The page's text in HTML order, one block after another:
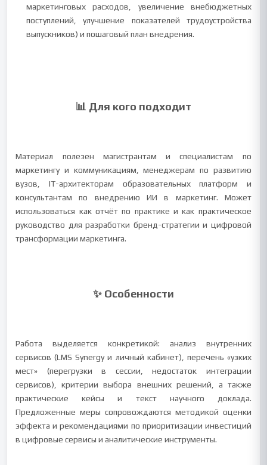
маркетинговых расходов, увеличение внебюджетных
поступлений, улучшение показателей трудоустройства
выпускников) и пошаговый план внедрения.
📊 Для кого подходит
Материал полезен магистрантам и специалистам по
маркетингу и коммуникациям, менеджерам по развитию
вузов, IT-архитекторам образовательных платформ и
консультантам по внедрению ИИ в маркетинг. Может
использоваться как отчёт по практике и как практическое
руководство для разработки бренд-стратегии и цифровой
трансформации маркетинга.
✨ Особенности
Работа выделяется конкретикой: анализ внутренних
сервисов (LMS Synergy и личный кабинет), перечень «узких
мест» (перегрузки в сессии, недостаток интеграции
сервисов), критерии выбора внешних решений, а также
практические кейсы и текст научного доклада.
Предложенные меры сопровождаются методикой оценки
эффекта и рекомендациями по приоритизации инвестиций
в цифровые сервисы и аналитические инструменты.